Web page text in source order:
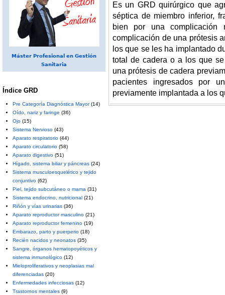
Es un GRD quirúrgico que
séptica de miembro inferior,
bien por una complicación
complicación de una prótesis
los que se les ha implantado
total de cadera o a los que
una prótesis de cadera
pacientes ingresados por
previamente implantada a los
Máster Profesional en Gestión
Sanitaria
Índice GRD
Pre Categoría Diagnóstica Mayor(14)
Oído, nariz y faringe (36)
Ojo (15)
Sistema Nervioso (43)
Aparato respiratorio (44)
Aparato circulatorio (58)
Aparato digestivo (51)
Hígado, sistema biliar y páncreas (24)
Sistema musculoesquelético y tejido
conjuntivo (62)
Piel, tejido subcutáneo o mama (31)
Sistema endocrino, nutricional (21)
Riñón y vías urinarias (36)
Aparato reproductor masculino (21)
Aparato reproductor femenino (19)
Embarazo, parto y puerperio (18)
Recién nacidos y neonatos (35)
Sangre, órganos hematopoyéticos y
sistema inmunológico (12)
Mieloproliferativos y neoplasias mal
diferenciadas (20)
Enfermedades infecciosas (12)
Trastornos mentales (9)